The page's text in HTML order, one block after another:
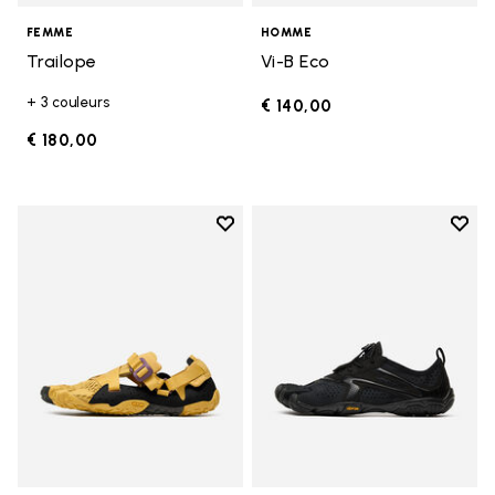
FEMME
Trailope
+ 3 couleurs
€ 180,00
HOMME
Vi-B Eco
€ 140,00
Add to wishlist
Add